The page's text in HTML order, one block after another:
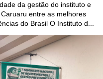
da gestão do instituto e
entre as melhores
do Brasil O Instituto d...